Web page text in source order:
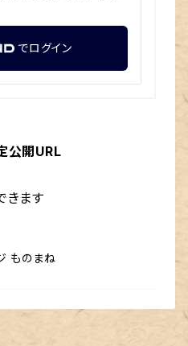
でログイン
公開URL
きます
ものまね